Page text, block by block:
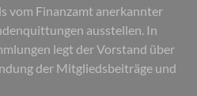
vom Finanzamt anerkannter
ausstellen. In
legt der Vorstand über
der Mitgliedsbeiträge und